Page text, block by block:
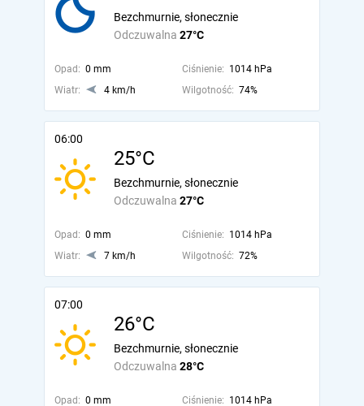
Odczuwalna 27°C
Bezchmurnie, słonecznie
Opad: 0 mm Ciśnienie: 1014 hPa
Wiatr:
4 km/h Wilgotność: 74%
06:00
25°C
Odczuwalna 27°C
Bezchmurnie, słonecznie
Opad: 0 mm Ciśnienie: 1014 hPa
Wiatr:
7 km/h Wilgotność: 72%
07:00
26°C
Odczuwalna 28°C
Bezchmurnie, słonecznie
Opad: 0 mm Ciśnienie: 1014 hPa